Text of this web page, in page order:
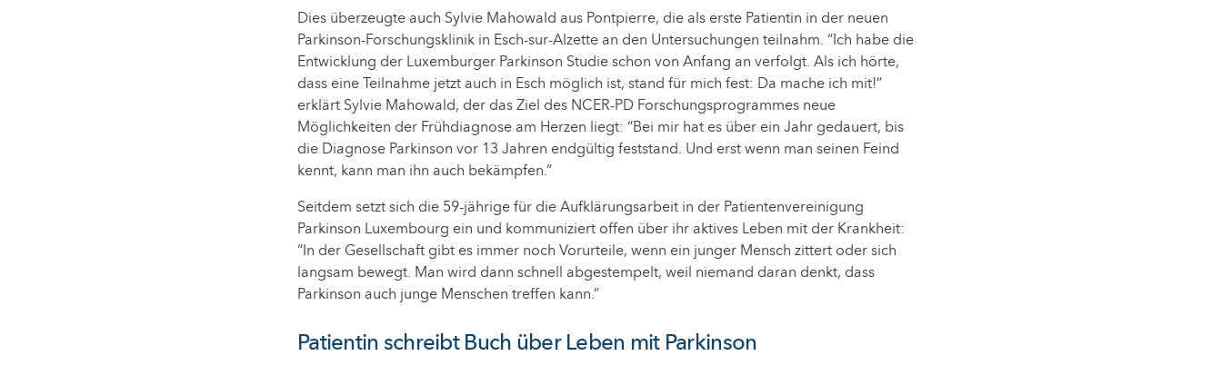
Dies überzeugte auch Sylvie Mahowald aus Pontpierre, die als erste Patientin in der neuen
Parkinson-Forschungsklinik in Esch-sur-Alzette an den Untersuchungen teilnahm. “Ich habe die
Entwicklung der Luxemburger Parkinson Studie schon von Anfang an verfolgt. Als ich hörte,
dass eine Teilnahme jetzt auch in Esch möglich ist, stand für mich fest: Da mache ich mit!”
erklärt Sylvie Mahowald, der das Ziel des NCER-PD Forschungsprogrammes neue
Möglichkeiten der Frühdiagnose am Herzen liegt: “Bei mir hat es über ein Jahr gedauert, bis
die Diagnose Parkinson vor 13 Jahren endgültig feststand. Und erst wenn man seinen Feind
kennt, kann man ihn auch bekämpfen.”
Seitdem setzt sich die 59-jährige für die Aufklärungsarbeit in der Patientenvereinigung
Parkinson Luxembourg ein und kommuniziert offen über ihr aktives Leben mit der Krankheit:
“In der Gesellschaft gibt es immer noch Vorurteile, wenn ein junger Mensch zittert oder sich
langsam bewegt. Man wird dann schnell abgestempelt, weil niemand daran denkt, dass
Parkinson auch junge Menschen treffen kann.”
Patientin schreibt Buch über Leben mit Parkinson